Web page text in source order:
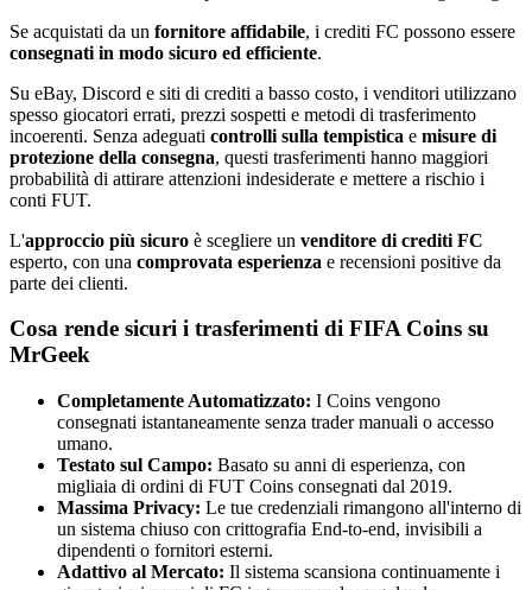
Se acquistati da un fornitore affidabile, i crediti FC possono essere
consegnati in modo sicuro ed efficiente.
Su eBay, Discord e siti di crediti a basso costo, i venditori utilizzano
spesso giocatori errati, prezzi sospetti e metodi di trasferimento
incoerenti. Senza adeguati controlli sulla tempistica e misure di
protezione della consegna, questi trasferimenti hanno maggiori
probabilità di attirare attenzioni indesiderate e mettere a rischio i
conti FUT.
L'approccio più sicuro è scegliere un venditore di crediti FC
esperto, con una comprovata esperienza e recensioni positive da
parte dei clienti.
Cosa rende sicuri i trasferimenti di FIFA Coins su
MrGeek
Completamente Automatizzato: I Coins vengono
consegnati istantaneamente senza trader manuali o accesso
umano.
Testato sul Campo: Basato su anni di esperienza, con
migliaia di ordini di FUT Coins consegnati dal 2019.
Massima Privacy: Le tue credenziali rimangono all'interno di
un sistema chiuso con crittografia End-to-end, invisibili a
dipendenti o fornitori esterni.
Adattivo al Mercato: Il sistema scansiona continuamente i